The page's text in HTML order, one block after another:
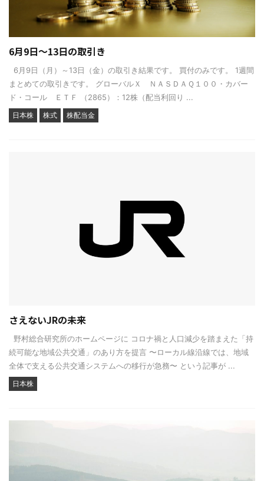
6月9日～13日の取引き
6月9日（月）～13日（金）の取引き結果です。 買付のみです。 1週間
まとめての取引きです。 グローバルＸ ＮＡＳＤＡＱ１００・カバー
ド・コール ＥＴＦ （2865）：12株（配当利回り ...
日本株 株式 株配当金
さえないJRの未来
野村総合研究所のホームページに コロナ禍と人口減少を踏まえた「持
続可能な地域公共交通」のあり方を提言 〜ローカル線沿線では、地域
全体で支える公共交通システムへの移行が急務〜 という記事が ...
日本株